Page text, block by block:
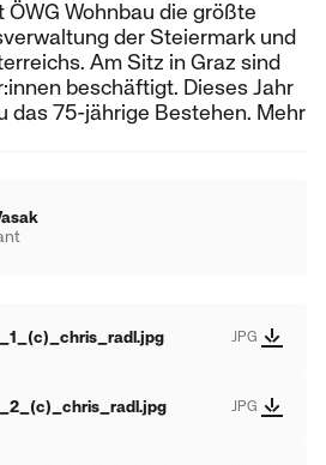
Wohnbau die größte
der Steiermark und
Am Sitz in Graz sind
beschäftigt. Dieses Jahr
das 75-jährige Bestehen. Mehr
JPG
JPG